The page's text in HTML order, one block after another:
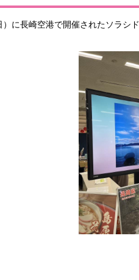
に長崎空港で開催されたソラシ